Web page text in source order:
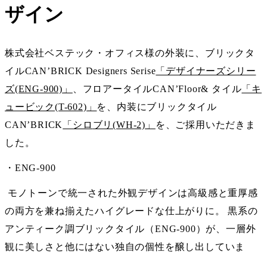
ザイン
株式会社ベステック・オフィス様の外装に、ブリックタ
イルCAN’BRICK Designers Serise 「デザイナーズシリー
ズ(ENG-900)」
、フロアータイルCAN’Floor& タイル 「キ
ュービック(T-602)」 を、内装にブリックタイル
CAN’BRICK
「シロ ブリ(WH-2)」
を、ご採用いただきま
した。
・ENG-900
モノトーンで統一された外観デザインは高級感と重厚感
の両方を兼ね揃えたハイグレードな仕上がりに。 黒系の
アンティーク調ブリックタイル（ENG-900）が、一層外
観に美しさと他にはない独自の個性を醸し出していま